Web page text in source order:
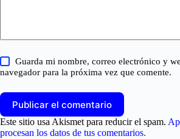
Guarda mi nombre, correo electrónico y
navegador para la próxima vez que comente.
Publicar el comentario
Este sitio usa Akismet para reducir el spam.
procesan los datos de tus comentarios.